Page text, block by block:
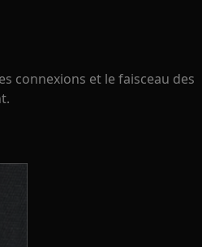
connexions et le faisceau des